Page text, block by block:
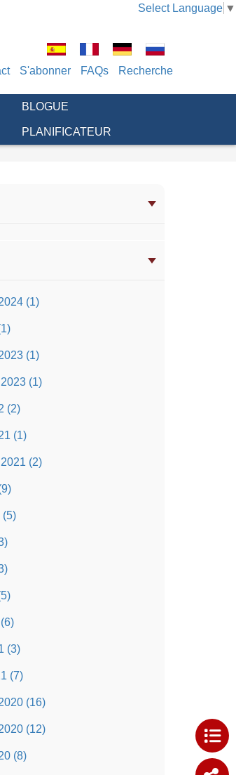
Select Language ▼
S'abonner FAQs Recherche
BLOGUE
PLANIFICATEUR
(1)
(1)
(1)
(2)
(1)
(2)
(5)
(3)
(7)
(16)
(12)
(8)